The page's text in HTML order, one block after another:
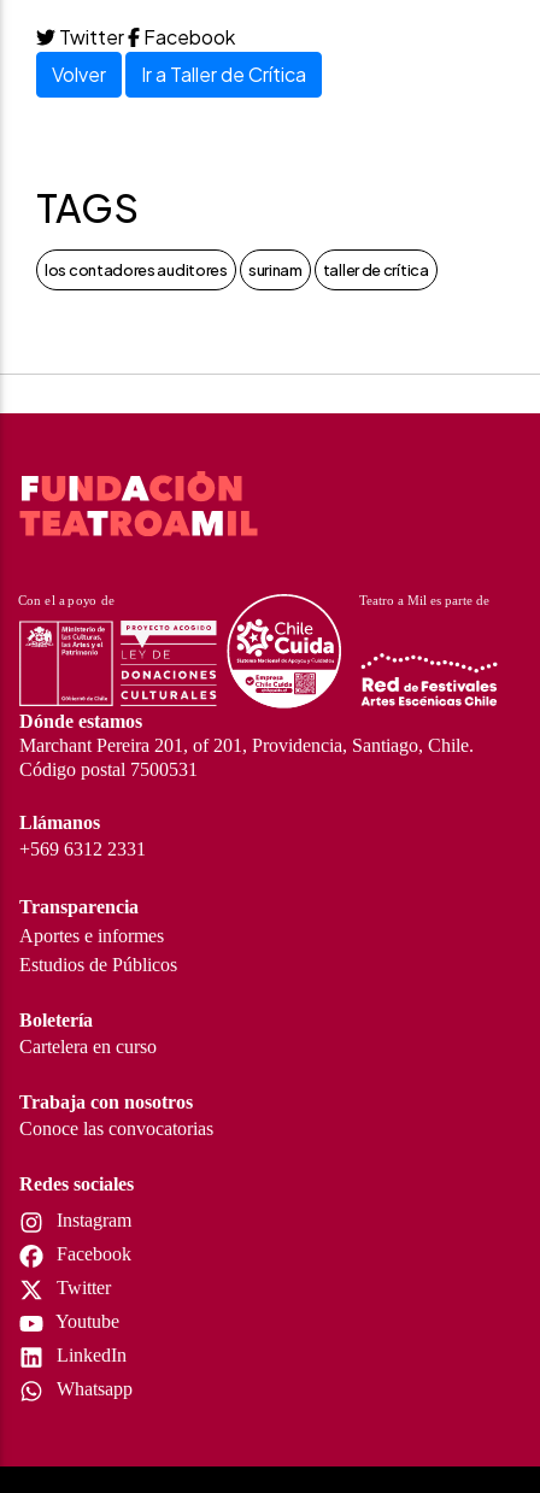
Twitter
Facebook
Volver
Ir a Taller de Crítica
TAGS
los contadores auditores surinam taller de crítica
Dónde estamos
Marchant Pereira 201, of 201, Providencia, Santiago, Chile.
Código postal 7500531
Llámanos
+569 6312 2331
Transparencia
Aportes e informes
Estudios de Públicos
Boletería
Cartelera en curso
Trabaja con nosotros
Conoce las convocatorias
Redes sociales
Instagram
Facebook
Twitter
Youtube
LinkedIn
Whatsapp